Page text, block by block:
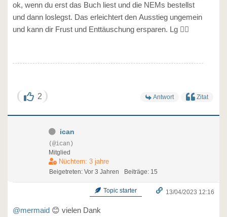
ok, wenn du erst das Buch liest und die NEMs bestellst
und dann loslegst. Das erleichtert den Ausstieg ungemein
und kann dir Frust und Enttäuschung ersparen. Lg 🧜‍♀️
2 Antwort Zitat
ican
(@ican)
Mitglied
Nüchtern: 3 jahre
Beigetreten: Vor 3 Jahren Beiträge: 15
Topic starter 13/04/2023 12:16
@mermaid 😊 vielen Dank